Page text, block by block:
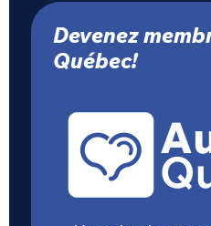
Devenez
Québec!